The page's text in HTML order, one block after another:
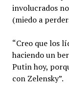
involucrados
(miedo a
“Creo que los
haciendo un
Putin hoy,
con Zelensky”.